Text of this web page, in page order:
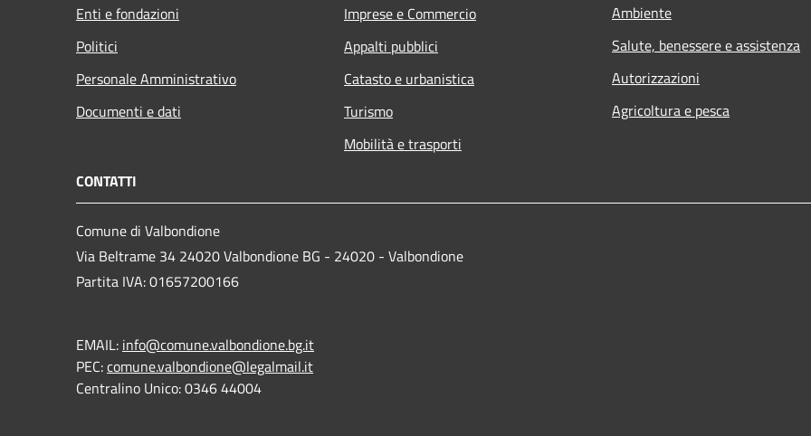
Enti e fondazioni
Politici
Personale Amministrativo
Documenti e dati
Imprese e Commercio
Appalti pubblici
Catasto e urbanistica
Turismo
Mobilità e trasporti
Ambiente
Salute, benessere e assistenza
Autorizzazioni
Agricoltura e pesca
CONTATTI
Comune di Valbondione
Via Beltrame 34 24020 Valbondione BG - 24020 - Valbondione
Partita IVA: 01657200166
EMAIL: info@comune.valbondione.bg.it
PEC:comune.valbondione@legalmail.it
Centralino Unico: 0346 44004